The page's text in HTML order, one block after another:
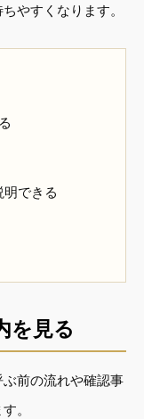
やすくなります。
できる
を見る
前の流れや確認事
。